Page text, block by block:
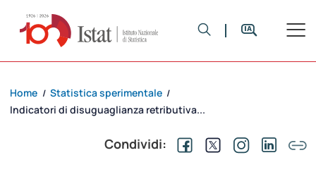
Home / Statistica sperimentale /
Indicatori di disuguaglianza retributiva...
Condividi: